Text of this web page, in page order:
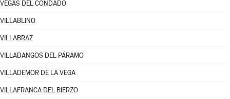
VEGAS DEL CONDADO
VILLABLINO
VILLABRAZ
VILLADANGOS DEL PÁRAMO
VILLADEMOR DE LA VEGA
VILLAFRANCA DEL BIERZO